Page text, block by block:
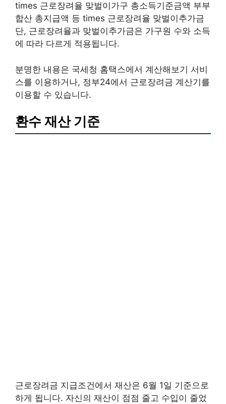
times 근로장려율 맞벌이가구 총소득기준금액 부부
합산 총지급액 등 times 근로장려율 맞벌이추가금
단, 근로장려율과 맞벌이추가금은 가구원 수와 소득
에 따라 다르게 적용됩니다.
분명한 내용은 국세청 홈택스에서 계산해보기 서비
스를 이용하거나, 정부24에서 근로장려금 계산기를
이용할 수 있습니다.
환수 재산 기준
근로장려금 지급조건에서 재산은 6월 1일 기준으로
하게 됩니다. 자신의 재산이 점점 줄고 수입이 줄었